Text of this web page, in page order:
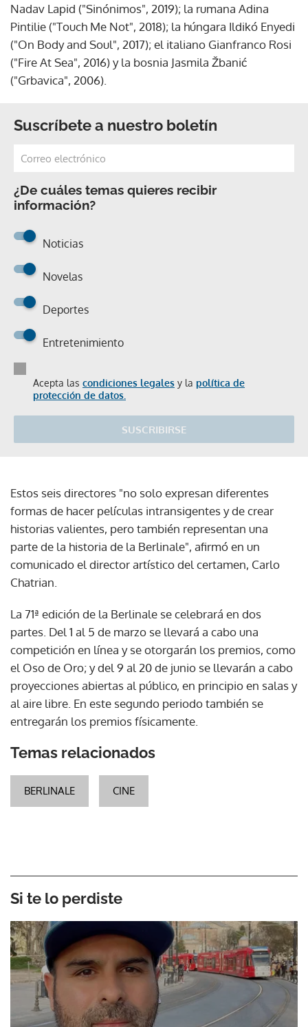
Nadav Lapid ("Sinónimos", 2019); la rumana Adina
Pintilie ("Touch Me Not", 2018); la húngara Ildikó Enyedi
("On Body and Soul", 2017); el italiano Gianfranco Rosi
("Fire At Sea", 2016) y la bosnia Jasmila Žbanić
("Grbavica", 2006).
Suscríbete a nuestro boletín
¿De cuáles temas quieres recibir
información?
Noticias
Novelas
Deportes
Entretenimiento
Acepta las condiciones legales y la política de
protección de datos.
SUSCRIBIRSE
Estos seis directores "no solo expresan diferentes
formas de hacer películas intransigentes y de crear
historias valientes, pero también representan una
parte de la historia de la Berlinale", afirmó en un
comunicado el director artístico del certamen, Carlo
Chatrian.
La 71ª edición de la Berlinale se celebrará en dos
partes. Del 1 al 5 de marzo se llevará a cabo una
competición en línea y se otorgarán los premios, como
el Oso de Oro; y del 9 al 20 de junio se llevarán a cabo
proyecciones abiertas al público, en principio en salas y
al aire libre. En este segundo periodo también se
entregarán los premios físicamente.
Temas relacionados
BERLINALE CINE
Si te lo perdiste